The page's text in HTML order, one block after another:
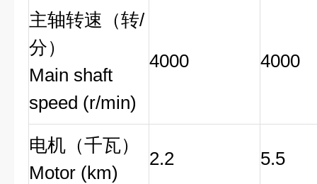
主轴转速（转/
分）
Main shaft
speed (r/min)
4000 4000
电机（千瓦）
Motor (km)
2.2 5.5